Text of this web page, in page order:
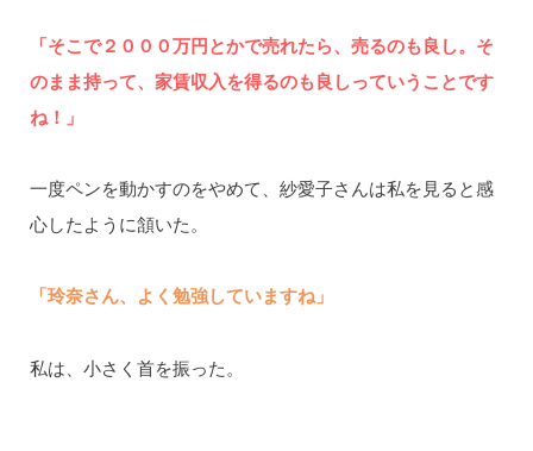
「そこで２０００万円とかで売れたら、売るのも良し。そ
のまま持って、家賃収入を得るのも良しっていうことです
ね！」
一度ペンを動かすのをやめて、紗愛子さんは私を見ると感
心したように頷いた。
「玲奈さん、よく勉強していますね」
私は、小さく首を振った。